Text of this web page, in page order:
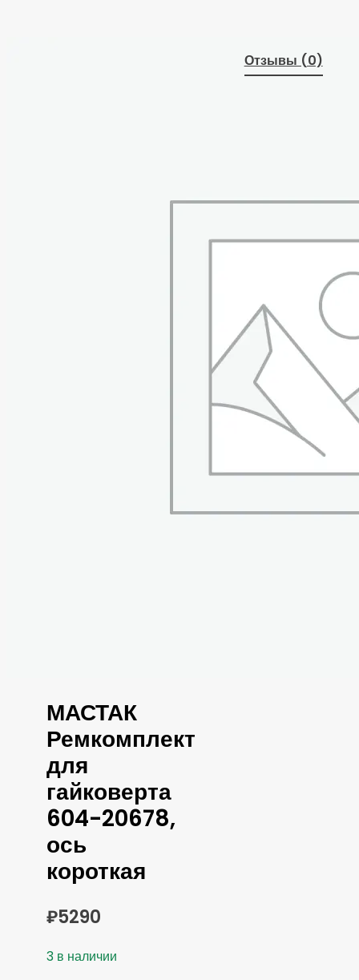
МАСТАК
Ремкомплект
для
гайковерта
604-20678,
ось
короткая
₽5290
3 в наличии
Отзывы (0)